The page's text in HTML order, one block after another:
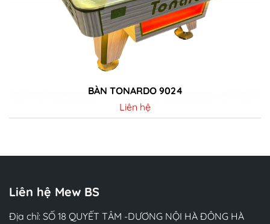
BÀN TONARDO 9024
Liên hệ
Liên hệ Mew BS
Địa chỉ: SỐ 18 QUYẾT TÂM -DƯƠNG NỘI HÀ ĐÔNG HÀ